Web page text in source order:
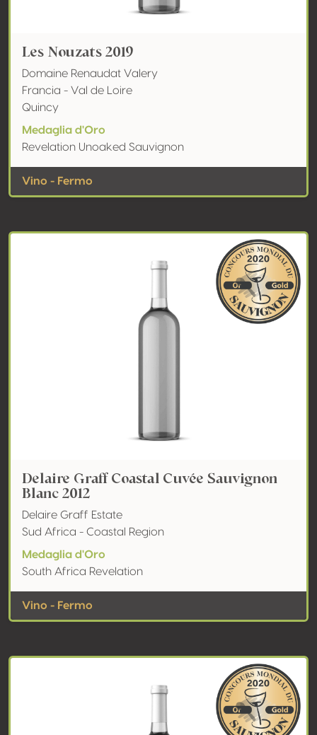
Les Nouzats 2019
Domaine Renaudat Valery
Francia - Val de Loire
Quincy
Medaglia d'Oro
Revelation Unoaked Sauvignon
Vino - Fermo
Delaire Graff Coastal Cuvée Sauvignon
Blanc 2012
Delaire Graff Estate
Sud Africa - Coastal Region
Medaglia d'Oro
South Africa Revelation
Vino - Fermo